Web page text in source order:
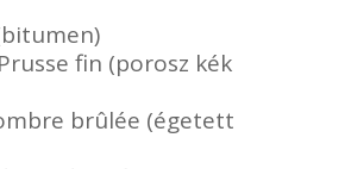
fin (porosz kék
brûlée (égetett